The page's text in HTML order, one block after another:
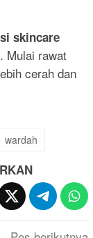
skincare
Mulai rawat
cerah dan
wardah